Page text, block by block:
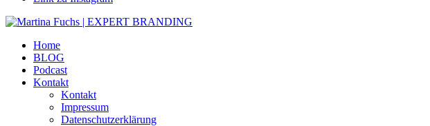
Home
BLOG
Podcast
Kontakt
Kontakt
Impressum
Datenschutzerklärung